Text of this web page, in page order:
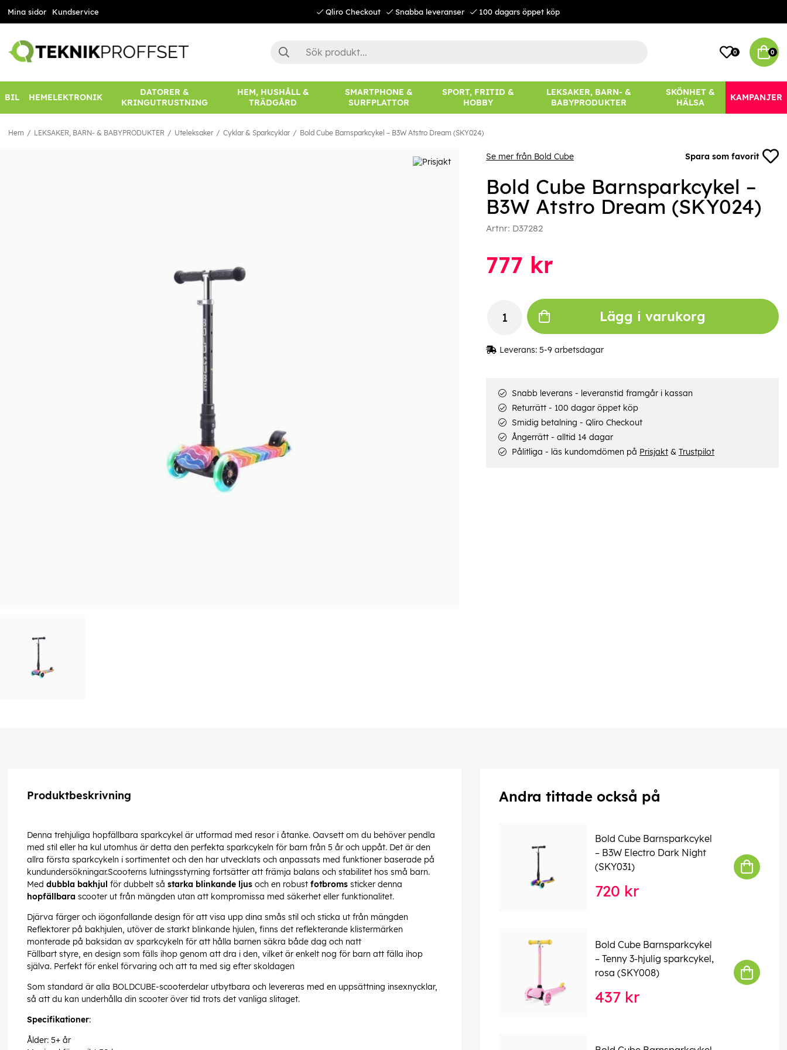
Mina sidor Kundservice Qliro Checkout Snabba leveranser 100 dagars öppet köp
0 0
BIL HEMELEKTRONIK
DATORER &
KRINGUTRUSTNING
HEM, HUSHÅLL &
TRÄDGÅRD
SMARTPHONE &
SURFPLATTOR
SPORT, FRITID &
HOBBY
LEKSAKER, BARN- &
BABYPRODUKTER
SKÖNHET &
HÄLSA
KAMPANJER
Hem LEKSAKER, BARN- & BABYPRODUKTER Uteleksaker Cyklar & Sparkcyklar Bold Cube Barnsparkcykel – B3W Atstro Dream (SKY024)
Se mer från Bold Cube Spara som favorit
Bold Cube Barnsparkcykel –
B3W Atstro Dream (SKY024)
Artnr: D37282
777 kr
Lägg i varukorg
Leverans: 5-9 arbetsdagar
Snabb leverans - leveranstid framgår i kassan
Returrätt - 100 dagar öppet köp
Smidig betalning - Qliro Checkout
Ångerrätt - alltid 14 dagar
Pålitliga - läs kundomdömen på Prisjakt& Trustpilot
Produktbeskrivning
Denna trehjuliga hopfällbara sparkcykel är utformad med resor i åtanke. Oavsett om du behöver pendla
med stil eller ha kul utomhus är detta den perfekta sparkcykeln för barn från 5 år och uppåt. Det är den
allra första sparkcykeln i sortimentet och den har utvecklats och anpassats med funktioner baserade på
kundundersökningar.Scooterns lutningsstyrning fortsätter att främja balans och stabilitet hos små barn.
Med dubbla bakhjul för dubbelt så starka blinkande ljus och en robust fotbroms sticker denna
hopfällbara scooter ut från mängden utan att kompromissa med säkerhet eller funktionalitet.
Djärva färger och iögonfallande design för att visa upp dina smås stil och sticka ut från mängden
Reflektorer på bakhjulen, utöver de starkt blinkande hjulen, finns det reflekterande klistermärken
monterade på baksidan av sparkcykeln för att hålla barnen säkra både dag och natt
Fällbart styre, en design som fälls ihop genom att dra i den, vilket är enkelt nog för barn att fälla ihop
själva. Perfekt för enkel förvaring och att ta med sig efter skoldagen
Som standard är alla BOLDCUBE-scooterdelar utbytbara och levereras med en uppsättning insexnycklar,
så att du kan underhålla din scooter över tid trots det vanliga slitaget.
Specifikationer:
Ålder: 5+ år
Andra tittade också på
Bold Cube Barnsparkcykel
– B3W Electro Dark Night
(SKY031)
720 kr
Bold Cube Barnsparkcykel
– Tenny 3-hjulig sparkcykel,
rosa (SKY008)
437 kr